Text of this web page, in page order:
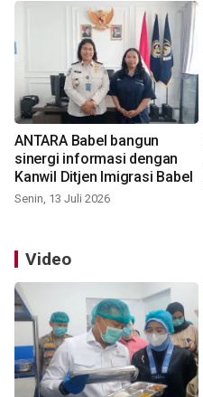
ANTARA Babel bangun
sinergi informasi dengan
Kanwil Ditjen Imigrasi Babel
Senin, 13 Juli 2026
Video